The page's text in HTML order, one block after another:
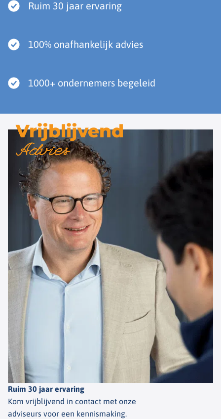
Ruim 30 jaar ervaring
100% onafhankelijk advies
1000+ ondernemers begeleid
Vrijblijvend
Advies
Ruim 30 jaar ervaring
Kom vrijblijvend in contact met onze
adviseurs voor een kennismaking.